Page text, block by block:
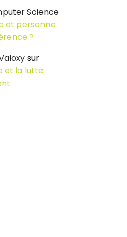
Science
et personne
?
sur
et la lutte